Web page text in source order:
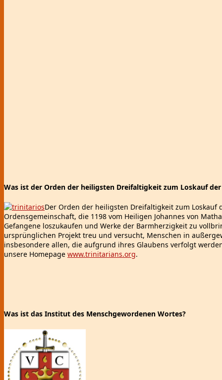
Was ist der Orden der heiligsten Dreifaltigkeit zum Loskauf der
Der Orden der heiligsten Dreifaltigkeit zum Loskauf
Ordensgemeinschaft, die 1198 vom Heiligen Johannes von
Gefangene loszukaufen und Werke der Barmherzigkeit zu
ursprünglichen Projekt treu und versucht, Menschen in
insbesondere allen, die aufgrund ihres Glaubens verfolgt
unsere Homepage www.trinitarians.org.
Was ist das Institut des Menschgewordenen Wortes?